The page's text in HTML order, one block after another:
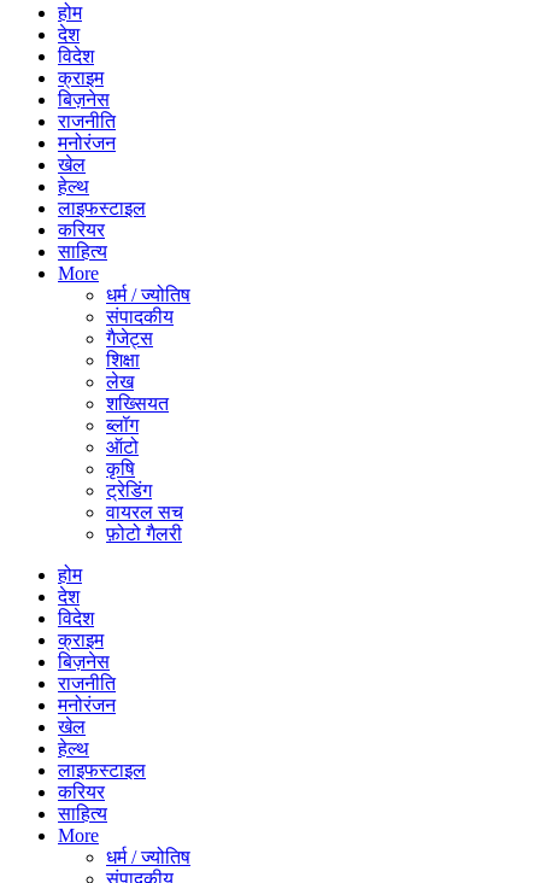
होम
देश
विदेश
क्राइम
बिज़नेस
राजनीति
मनोरंजन
खेल
हेल्थ
लाइफस्टाइल
करियर
साहित्य
More
धर्म / ज्योतिष
संपादकीय
गैजेट्स
शिक्षा
लेख
शख्सियत
ब्लॉग
ऑटो
कृषि
ट्रेडिंग
वायरल सच
फ़ोटो गैलरी
होम
देश
विदेश
क्राइम
बिज़नेस
राजनीति
मनोरंजन
खेल
हेल्थ
लाइफस्टाइल
करियर
साहित्य
More
धर्म / ज्योतिष
संपादकीय